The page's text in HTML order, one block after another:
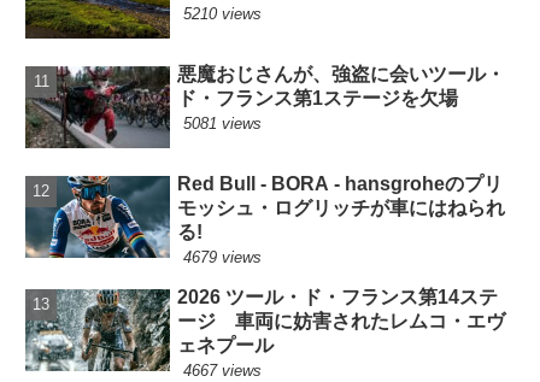
5210 views
悪魔おじさんが、強盗に会いツール・
ド・フランス第1ステージを欠場
5081 views
Red Bull - BORA - hansgroheのプリ
モッシュ・ログリッチが車にはねられ
る!
4679 views
2026 ツール・ド・フランス第14ステ
ージ 車両に妨害されたレムコ・エヴ
ェネプール
4667 views